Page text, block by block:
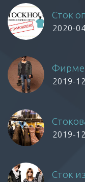
Сток
2020-
2019-
2019-
Сток